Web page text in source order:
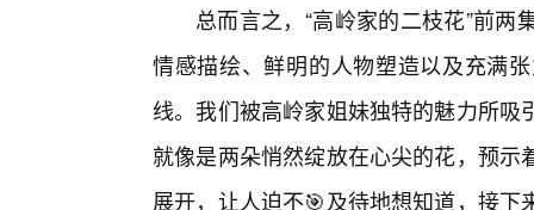
总而言之，“高岭家的二枝花”前
情感描绘、鲜明的人物塑造以及充满
线。我们被高岭家姐妹独特的魅力所
就像是两朵悄然绽放在心尖的花，预
展开，让人迫不🎯及待地想知道，接